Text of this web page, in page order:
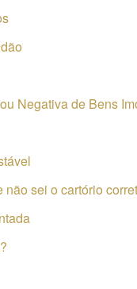
Negativa de Bens
sei o cartório